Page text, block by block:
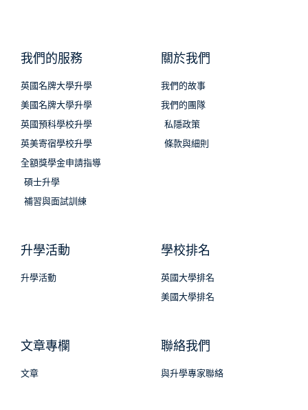
我們的服務
英國名牌大學升學
美國名牌大學升學
英國預科學校升學
英美寄宿學校升學
全額獎學金申請指導
碩士升學
補習與面試訓練
關於我們
我們的故事
我們的團隊
私隱政策
條款與細則
升學活動
升學活動
學校排名
英國大學排名
美國大學排名
文章專欄
文章
聯絡我們
與升學專家聯絡